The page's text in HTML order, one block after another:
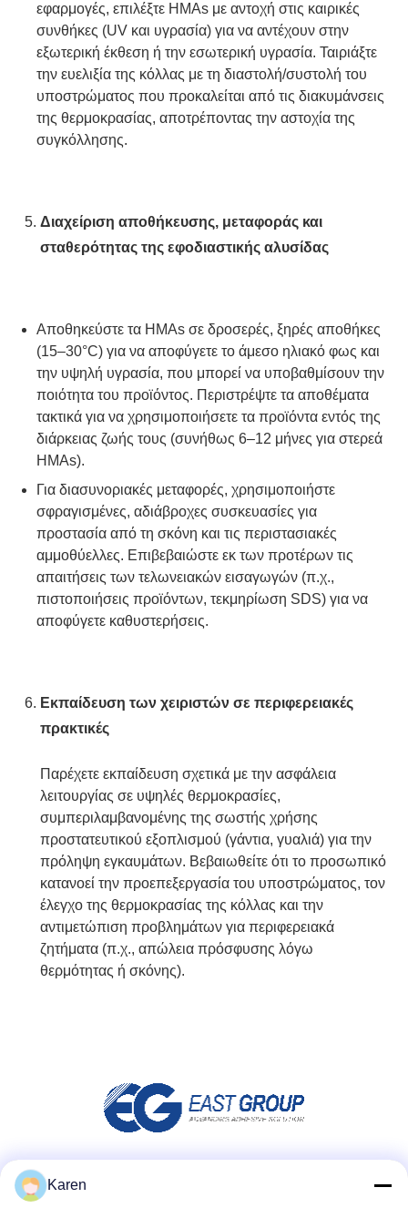
εφαρμογές, επιλέξτε HMAs με αντοχή στις καιρικές
συνθήκες (UV και υγρασία) για να αντέχουν στην
εξωτερική έκθεση ή την εσωτερική υγρασία. Ταιριάξτε
την ευελιξία της κόλλας με τη διαστολή/συστολή του
υποστρώματος που προκαλείται από τις διακυμάνσεις
της θερμοκρασίας, αποτρέποντας την αστοχία της
συγκόλλησης.
Διαχείριση αποθήκευσης, μεταφοράς και
σταθερότητας της εφοδιαστικής αλυσίδας
Αποθηκεύστε τα HMAs σε δροσερές, ξηρές αποθήκες
(15–30°C) για να αποφύγετε το άμεσο ηλιακό φως και
την υψηλή υγρασία, που μπορεί να υποβαθμίσουν την
ποιότητα του προϊόντος. Περιστρέψτε τα αποθέματα
τακτικά για να χρησιμοποιήσετε τα προϊόντα εντός της
διάρκειας ζωής τους (συνήθως 6–12 μήνες για στερεά
HMAs).
Για διασυνοριακές μεταφορές, χρησιμοποιήστε
σφραγισμένες, αδιάβροχες συσκευασίες για
προστασία από τη σκόνη και τις περιστασιακές
αμμοθύελλες. Επιβεβαιώστε εκ των προτέρων τις
απαιτήσεις των τελωνειακών εισαγωγών (π.χ.,
πιστοποιήσεις προϊόντων, τεκμηρίωση SDS) για να
αποφύγετε καθυστερήσεις.
Εκπαίδευση των χειριστών σε περιφερειακές
πρακτικές
Παρέχετε εκπαίδευση σχετικά με την ασφάλεια
λειτουργίας σε υψηλές θερμοκρασίες,
συμπεριλαμβανομένης της σωστής χρήσης
προστατευτικού εξοπλισμού (γάντια, γυαλιά) για την
πρόληψη εγκαυμάτων. Βεβαιωθείτε ότι το προσωπικό
κατανοεί την προεπεξεργασία του υποστρώματος, τον
έλεγχο της θερμοκρασίας της κόλλας και την
αντιμετώπιση προβλημάτων για περιφερειακά
ζητήματα (π.χ., απώλεια πρόσφυσης λόγω
θερμότητας ή σκόνης).
Karen